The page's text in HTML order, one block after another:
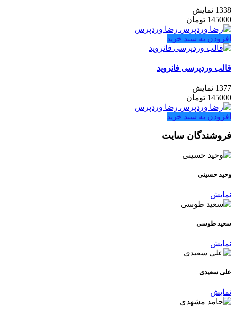
1338 نمایش
145000 تومان
رضا وردپرس
افزودن به سبد خرید
قالب وردپرسی فانروید
1377 نمایش
145000 تومان
رضا وردپرس
افزودن به سبد خرید
فروشندگان سایت
وحید حسینی
نمایش
سعید طوسی
نمایش
علی سعیدی
نمایش